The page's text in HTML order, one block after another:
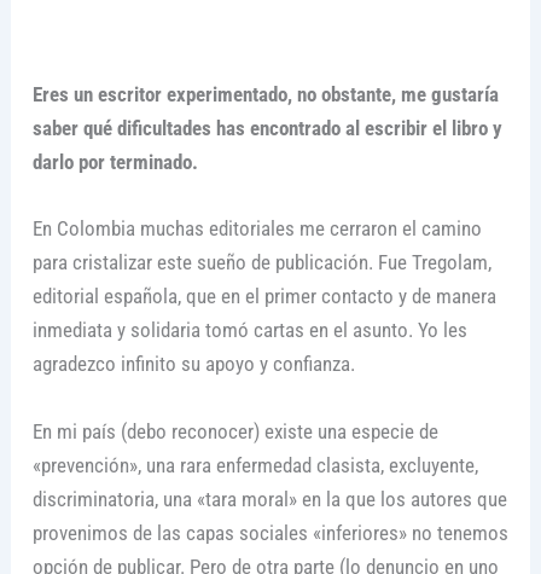
Eres un escritor experimentado, no obstante, me gustaría
saber qué dificultades has encontrado al escribir el libro y
darlo por terminado.
En Colombia muchas editoriales me cerraron el camino
para cristalizar este sueño de publicación. Fue Tregolam,
editorial española, que en el primer contacto y de manera
inmediata y solidaria tomó cartas en el asunto. Yo les
agradezco infinito su apoyo y confianza.
En mi país (debo reconocer) existe una especie de
«prevención», una rara enfermedad clasista, excluyente,
discriminatoria, una «tara moral» en la que los autores que
provenimos de las capas sociales «inferiores» no tenemos
opción de publicar. Pero de otra parte (lo denuncio en uno